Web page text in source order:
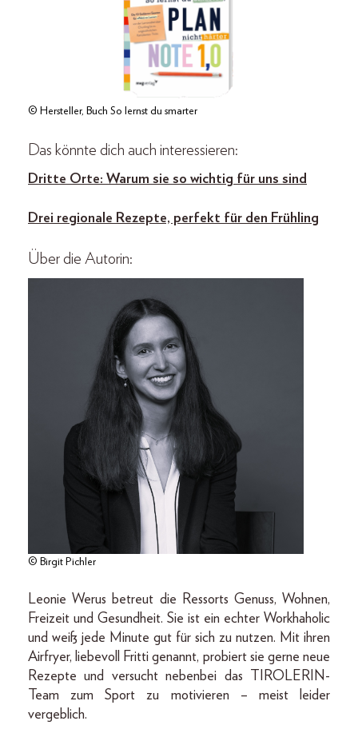
© Hersteller, Buch So lernst du smarter
Das könnte dich auch interessieren:
Dritte Orte: Warum sie so wichtig für uns sind
Drei regionale Rezepte, perfekt für den Frühling
Über die Autorin:
© Birgit Pichler
Leonie Werus betreut die Ressorts Genuss, Wohnen,
Freizeit und Gesundheit. Sie ist ein echter Workhaholic
und weiß jede Minute gut für sich zu nutzen. Mit ihren
Airfryer, liebevoll Fritti genannt, probiert sie gerne neue
Rezepte und versucht nebenbei das TIROLERIN-
Team zum Sport zu motivieren – meist leider
vergeblich.